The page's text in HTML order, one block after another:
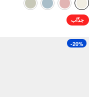
جذّاب
-20%